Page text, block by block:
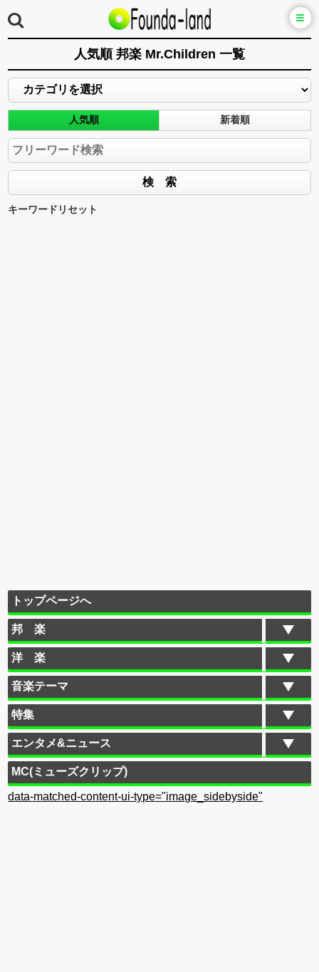
人気順 邦楽 Mr.Children 一覧
人気順 新着順
キーワードリセット
トップページへ
邦 楽
洋 楽
音楽テーマ
特集
エンタメ&ニュース
MC(ミューズクリップ)
data-matched-content-ui-type="image_sidebyside"